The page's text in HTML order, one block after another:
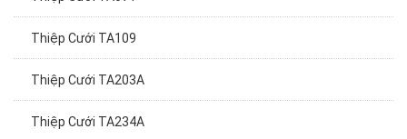
Thiệp Cưới TA109
Thiệp Cưới TA203A
Thiệp Cưới TA234A